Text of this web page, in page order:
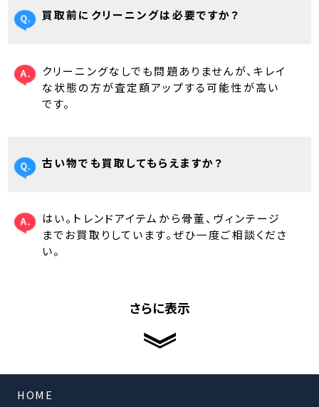
買取前にクリーニングは必要ですか？
クリーニングなしでも問題ありませんが、キレイ
な状態の方が査定額アップする可能性が高い
です。
古い物でも買取してもらえますか？
はい。トレンドアイテムから骨董、ヴィンテージ
までお買取りしています。ぜひ一度ご相談くださ
い。
さらに表示
HOME